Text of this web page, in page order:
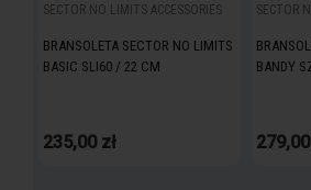
SECTOR NO LIMITS ACCESSORIES
BRANSOLETA SECTOR NO LIMITS
BASIC SLI60 / 22 CM
235,00 zł
SECTOR
BANDY